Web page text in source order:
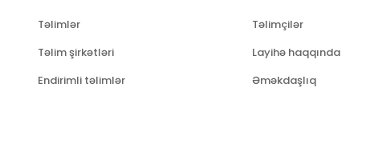
Təlimlər
Təlim şirkətləri
Endirimli təlimlər
Təlimçilər
Layihə haqqında
Əməkdaşlıq